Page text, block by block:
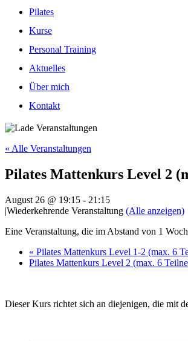
Pilates
Kurse
Personal Training
Aktuelles
Über mich
Kontakt
« Alle Veranstaltungen
Pilates Mattenkurs Level 2
August 26 @ 19:15 - 21:15
|Wiederkehrende Veranstaltung (Alle anzeigen)
Eine Veranstaltung, die im Abstand von 1
« Pilates Mattenkurs Level 1-2 (max. 6
Pilates Mattenkurs Level 2 (max. 6
Dieser Kurs richtet sich an diejenigen, die mit